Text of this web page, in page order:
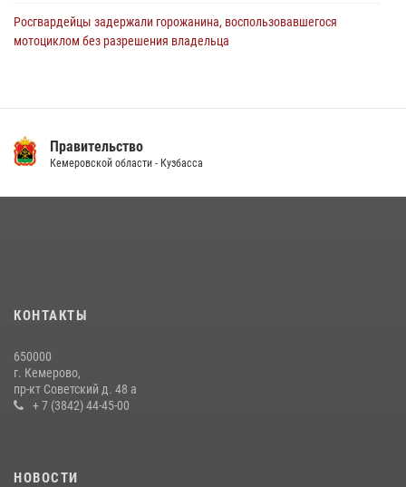
Росгвардейцы задержали горожанина, воспользовавшегося
мотоциклом без разрешения владельца
06 августа 2026, 10:19
20 июля 2026, 08:52
гипермаркета товары на 13 тысяч рублей (ВИДЕО)
16 июля 2026, 06:43
Правительство
Кемеровской области - Кузбасса
КОНТАКТЫ
650000
г. Кемерово,
пр-кт Советский д. 48 а
+ 7 (3842) 44-45-00
НОВОСТИ